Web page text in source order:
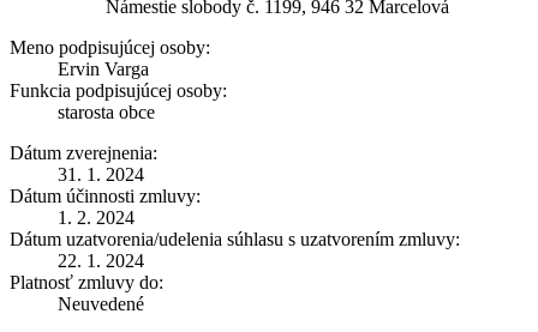
Námestie slobody č. 1199, 946 32 Marcelová
Meno podpisujúcej osoby:
Ervin Varga
Funkcia podpisujúcej osoby:
starosta obce
Dátum zverejnenia:
31. 1. 2024
Dátum účinnosti zmluvy:
1. 2. 2024
Dátum uzatvorenia/udelenia súhlasu s uzatvorením zmluvy:
22. 1. 2024
Platnosť zmluvy do:
Neuvedené